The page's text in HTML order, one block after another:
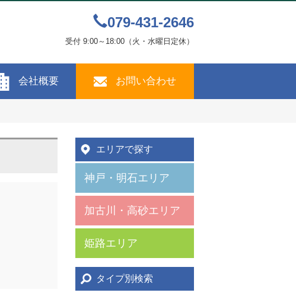
079-431-2646
受付 9:00～18:00（火・水曜日定休）
会社概要 お問い合わせ
エリアで探す
神戸・明石エリア
加古川・高砂エリア
姫路エリア
タイプ別検索